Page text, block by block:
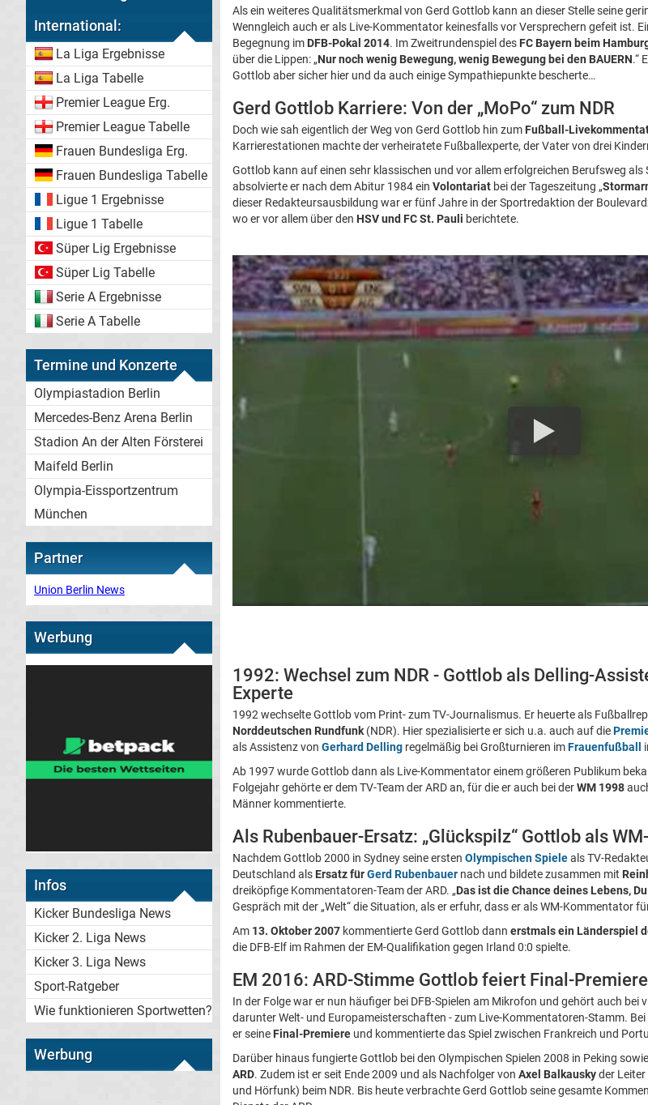
International:
La Liga Ergebnisse
La Liga Tabelle
Premier League Erg.
Premier League Tabelle
Frauen Bundesliga Erg.
Frauen Bundesliga Tabelle
Ligue 1 Ergebnisse
Ligue 1 Tabelle
Süper Lig Ergebnisse
Süper Lig Tabelle
Serie A Ergebnisse
Serie A Tabelle
Termine und Konzerte
Olympiastadion Berlin
Mercedes-Benz Arena Berlin
Stadion An der Alten Försterei
Maifeld Berlin
Olympia-Eissportzentrum
München
Partner
Union Berlin News
Werbung
Infos
Kicker Bundesliga News
Kicker 2. Liga News
Kicker 3. Liga News
Sport-Ratgeber
Wie funktionieren Sportwetten?
Werbung
Als ein weiteres Qualitätsmerkmal von Gerd Gottlob kann an dieser Stelle seine
Wenngleich auch er als Live-Kommentator keinesfalls vor Versprechern gefeit ist.
Begegnung im DFB-Pokal 2014. Im Zweitrundenspiel des FC Bayern beim
über die Lippen: „Nur noch wenig Bewegung, wenig Bewegung bei den BAUERN.“
Gottlob aber sicher hier und da auch einige Sympathiepunkte bescherte…
Gerd Gottlob Karriere: Von der „MoPo“ zum NDR
Doch wie sah eigentlich der Weg von Gerd Gottlob hin zum Fußball-
Karrierestationen machte der verheiratete Fußballexperte, der Vater von drei
Gottlob kann auf einen sehr klassischen und vor allem erfolgreichen Berufsweg
absolvierte er nach dem Abitur 1984 ein Volontariat bei der Tageszeitung „
dieser Redakteursausbildung war er fünf Jahre in der Sportredaktion der
wo er vor allem über den HSV und FC St. Pauli berichtete.
1992: Wechsel zum NDR - Gottlob als Delling-
Experte
1992 wechselte Gottlob vom Print- zum TV-Journalismus. Er heuerte als
Norddeutschen Rundfunk(NDR). Hier spezialisierte er sich u.a. auch auf die
als Assistenz von Gerhard Delling regelmäßig bei Großturnieren imFrauenfußball
Ab 1997 wurde Gottlob dann als Live-Kommentator einem größeren Publikum
Folgejahr gehörte er dem TV-Team der ARD an, für die er auch bei derWM 1998
Männer kommentierte.
Als Rubenbauer-Ersatz: „Glückspilz“ Gottlob als
Nachdem Gottlob 2000 in Sydney seine ersten Olympischen Spieleals TV-
Deutschland als Ersatz fürGerd Rubenbauer nach und bildete zusammen mit
dreiköpfige Kommentatoren-Team der ARD. „Das ist die Chance deines Lebens,
Gespräch mit der „Welt“ die Situation, als er erfuhr, dass er als WM-Kommentator
Am 13. Oktober 2007 kommentierte Gerd Gottlob dann erstmals ein Länderspiel
die DFB-Elf im Rahmen der EM-Qualifikation gegen Irland 0:0 spielte.
EM 2016: ARD-Stimme Gottlob feiert Final-Premiere
In der Folge war er nun häufiger bei DFB-Spielen am Mikrofon und gehört auch bei
darunter Welt- und Europameisterschaften - zum Live-Kommentatoren-Stamm. Bei
er seine Final-Premiere und kommentierte das Spiel zwischen Frankreich und
Darüber hinaus fungierte Gottlob bei den Olympischen Spielen 2008 in Peking
ARD. Zudem ist er seit Ende 2009 und als Nachfolger von Axel Balkauskyder
und Hörfunk) beim NDR. Bis heute verbrachte Gerd Gottlob seine gesamte